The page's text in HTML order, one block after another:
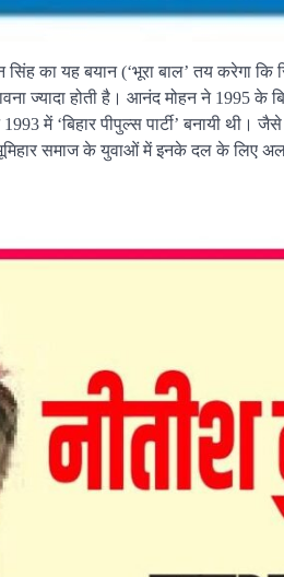
सिंह का यह बयान (‘भूरा बाल’ तय करेगा
ज्यादा होती है। आनंद मोहन ने 1995 के
में ‘बिहार पीपुल्स पार्टी’ बनायी
समाज के युवाओं में इनके दल के लिए